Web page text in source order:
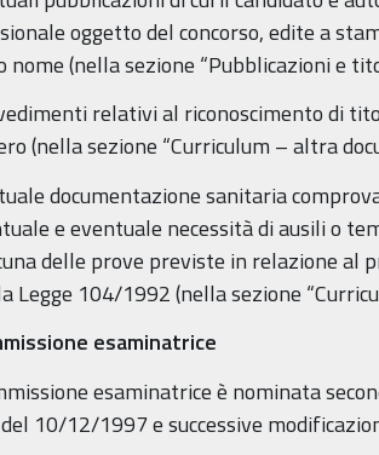
oggetto del concorso, edite a
nome (nella sezione “Pubblicazioni e
relativi al riconoscimento di
(nella sezione “Curriculum – altra
documentazione sanitaria
e eventuale necessità di ausili o
delle prove previste in relazione al
Legge 104/1992 (nella sezione
esaminatrice
esaminatrice è nominata
10/12/1997 e successive